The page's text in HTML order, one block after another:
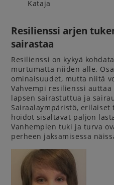
Kataja
Resilienssi arjen
sairastaa
Resilienssi on kykyä
murtumatta niiden alle.
ominaisuudet, mutta niitä
Vahvempi resilienssi
lapsen sairastuttua ja
Sairaalaympäristö,
hoidot sisältävät paljon
Vanhempien tuki ja turva
perheen jaksamisessa